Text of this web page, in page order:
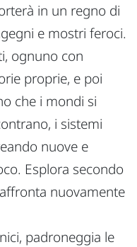
in un regno di
e mostri feroci.
ognuno con
proprie, e poi
che i mondi si
i sistemi
nuove e
Esplora secondo
nuovamente
padroneggia le